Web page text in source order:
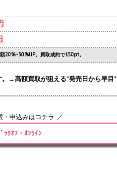
20%~30%UP。買取成約で150pt。
→高額買取が狙える”発売日から早目
・申込みはコチラ ／
ｯｸｵﾌ・ｵﾝﾗｲﾝ